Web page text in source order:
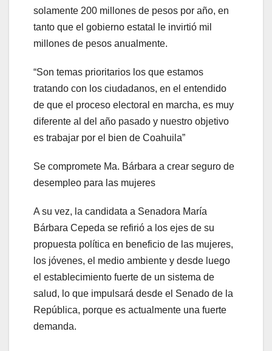
solamente 200 millones de pesos por año, en
tanto que el gobierno estatal le invirtió mil
millones de pesos anualmente.
“Son temas prioritarios los que estamos
tratando con los ciudadanos, en el entendido
de que el proceso electoral en marcha, es muy
diferente al del año pasado y nuestro objetivo
es trabajar por el bien de Coahuila”
Se compromete Ma. Bárbara a crear seguro de
desempleo para las mujeres
A su vez, la candidata a Senadora María
Bárbara Cepeda se refirió a los ejes de su
propuesta política en beneficio de las mujeres,
los jóvenes, el medio ambiente y desde luego
el establecimiento fuerte de un sistema de
salud, lo que impulsará desde el Senado de la
República, porque es actualmente una fuerte
demanda.